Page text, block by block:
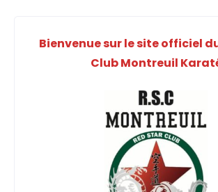
Bienvenue sur le site officiel
Club Montreuil